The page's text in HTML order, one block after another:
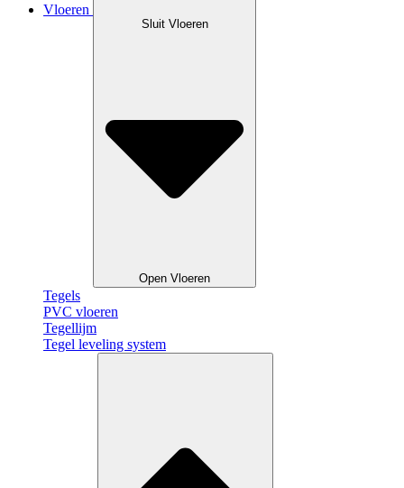
Vloeren
Sluit Vloeren
Open Vloeren
Tegels
PVC vloeren
Tegellijm
Tegel leveling system